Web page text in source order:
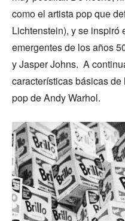
como el artista pop que
Lichtenstein), y se inspiró
emergentes de los años
y Jasper Johns. A
características básicas
pop de Andy Warhol.